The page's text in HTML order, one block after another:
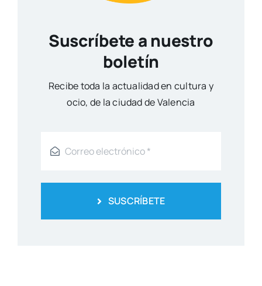
Suscríbete a nuestro
boletín
Reci­be toda la actua­li­dad en cul­tu­ra y
ocio, de la ciu­dad de Valen­cia
SUSCRÍBETE